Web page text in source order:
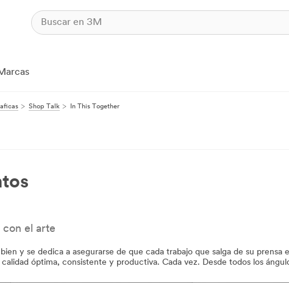
Shop Talk In This Together
con el arte
y se dedica a asegurarse de que cada trabajo que salga de su
óptima, consistente y productiva. Cada vez. Desde todos los